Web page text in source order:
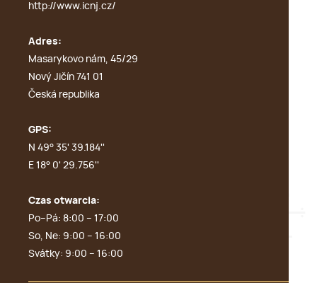
http://www.icnj.cz/
Adres:
Masarykovo nám, 45/29
Nový Jičín 741 01
Česká republika
GPS:
N 49° 35' 39.184''
E 18° 0' 29.756''
Czas otwarcia:
Po–Pá: 8:00 – 17:00
So, Ne: 9:00 – 16:00
Svátky: 9:00 – 16:00